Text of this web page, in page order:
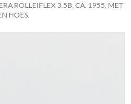
ROLLEIFLEX 3.5B, CA. 1955, MET
HOES.